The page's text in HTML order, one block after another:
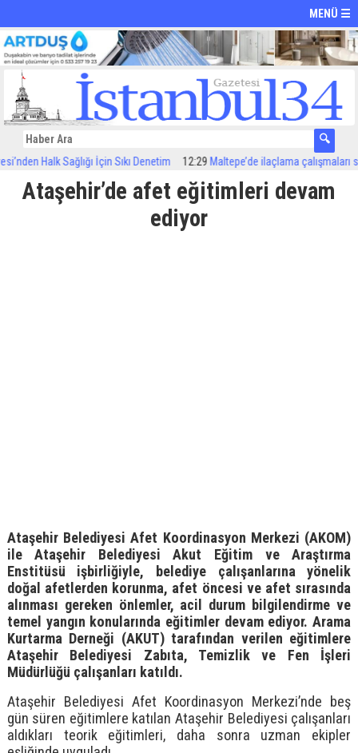
MENÜ ☰
Halk Sağlığı İçin Sıkı Denetim 12:29 Maltepe’de ilaçlama çalışmaları
Ataşehir’de afet eğitimleri devam
ediyor
Ataşehir Belediyesi Afet Koordinasyon Merkezi (AKOM)
ile Ataşehir Belediyesi Akut Eğitim ve Araştırma
Enstitüsü işbirliğiyle, belediye çalışanlarına yönelik
doğal afetlerden korunma, afet öncesi ve afet sırasında
alınması gereken önlemler, acil durum bilgilendirme ve
temel yangın konularında eğitimler devam ediyor. Arama
Kurtarma Derneği (AKUT) tarafından verilen eğitimlere
Ataşehir Belediyesi Zabıta, Temizlik ve Fen İşleri
Müdürlüğü çalışanları katıldı.
Ataşehir Belediyesi Afet Koordinasyon Merkezi’nde beş
gün süren eğitimlere katılan Ataşehir Belediyesi çalışanları
aldıkları teorik eğitimleri, daha sonra uzman ekipler